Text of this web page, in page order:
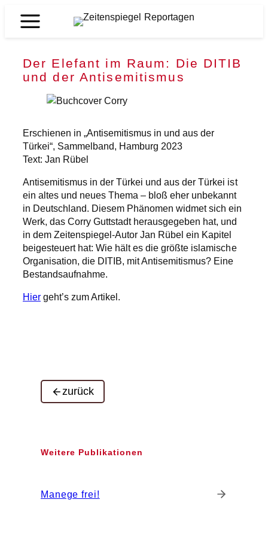
Inhalt
Zeitenspiegel
Der Elefant im Raum: Die DITIB
und der Antisemitismus
Erschienen in „Antisemitismus in und aus der
Türkei“, Sammelband, Hamburg 2023
Text: Jan Rübel
Antisemitismus in der Türkei und aus der Türkei ist
ein altes und neues Thema – bloß eher unbekannt
in Deutschland. Diesem Phänomen widmet sich ein
Werk, das Corry Guttstadt herausgegeben hat, und
in dem Zeitenspiegel-Autor Jan Rübel ein Kapitel
beigesteuert hat: Wie hält es die größte islamische
Organisation, die DITIB, mit Antisemitismus? Eine
Bestandsaufnahme.
Hier geht’s zum Artikel.
zurück
Weitere Publikationen
Manege frei!